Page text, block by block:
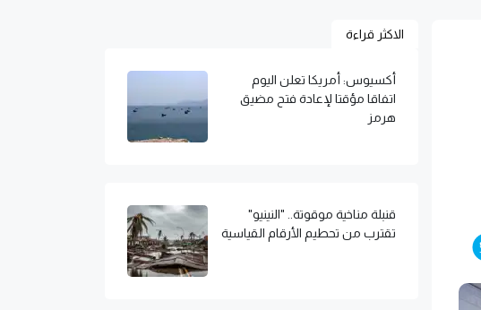
الاكثر قراءة
أكسيوس: أمريكا تعلن اليوم
اتفاقا مؤقتا لإعادة فتح مضيق
هرمز
قنبلة مناخية موقوتة.. "النينيو"
تقترب من تحطيم الأرقام القياسية